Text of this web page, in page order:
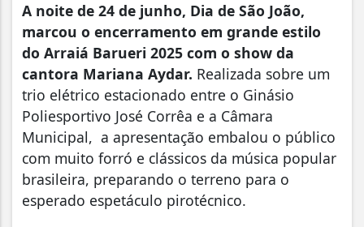
A noite de 24 de junho, Dia de São João,
marcou o encerramento em grande estilo
do Arraiá Barueri 2025 com o show da
cantora Mariana Aydar. Realizada sobre um
trio elétrico estacionado entre o Ginásio
Poliesportivo José Corrêa e a Câmara
Municipal, a apresentação embalou o público
com muito forró e clássicos da música popular
brasileira, preparando o terreno para o
esperado espetáculo pirotécnico.